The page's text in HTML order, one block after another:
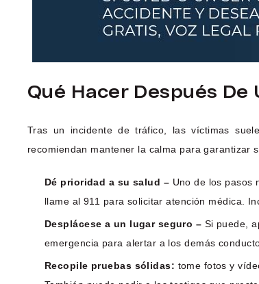
Qué Hacer Después
Tras un incidente de tráfico, las víctimas
recomiendan mantener la calma para garantizar
Dé prioridad a su salud – Uno de los pasos
llame al 911 para solicitar atención médica.
Desplácese a un lugar seguro – Si puede,
emergencia para alertar a los demás
Recopile pruebas sólidas: tome fotos y